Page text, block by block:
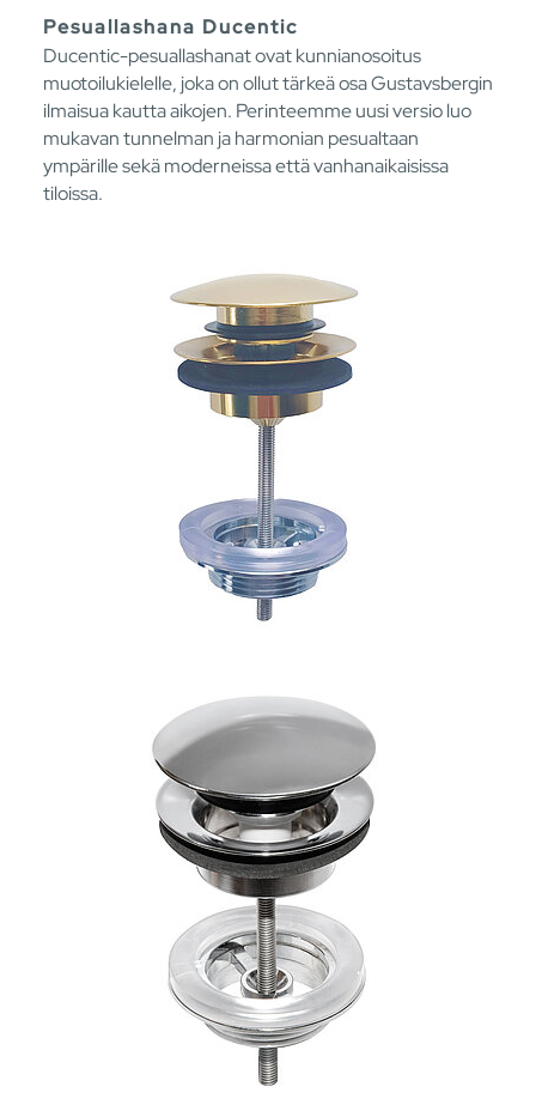
Pesuallashana Ducentic
Ducentic-pesuallashanat ovat kunnianosoitus
muotoilukielelle, joka on ollut tärkeä osa Gustavsbergin
ilmaisua kautta aikojen. Perinteemme uusi versio luo
mukavan tunnelman ja harmonian pesualtaan
ympärille sekä moderneissa että vanhanaikaisissa
tiloissa.